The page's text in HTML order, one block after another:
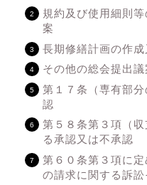
規約及び使用細則
案
長期修繕計画の作
その他の総会提出議
第１７条（専有部
認
第５８条第３項（
る承認又は不承認
第６０条第３項に
の請求に関する訴